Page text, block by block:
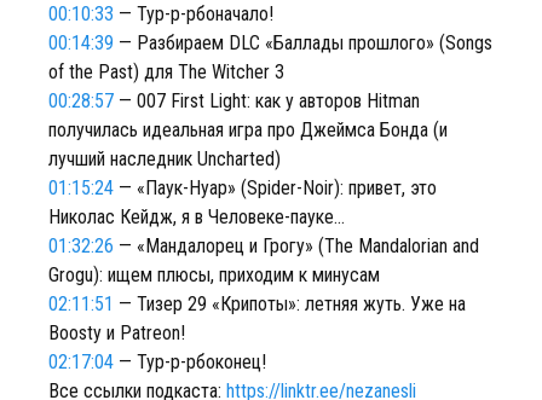
00:10:33 — Тур-р-рбоначало!
00:14:39 — Разбираем DLC «Баллады прошлого» (Songs
of the Past) для The Witcher 3
00:28:57 — 007 First Light: как у авторов Hitman
получилась идеальная игра про Джеймса Бонда (и
лучший наследник Uncharted)
01:15:24 — «Паук-Нуар» (Spider-Noir): привет, это
Николас Кейдж, я в Человеке-пауке…
01:32:26 — «Мандалорец и Грогу» (The Mandalorian and
Grogu): ищем плюсы, приходим к минусам
02:11:51 — Тизер 29 «Крипоты»: летняя жуть. Уже на
Boosty и Patreon!
02:17:04 — Тур-р-рбоконец!
Все ссылки подкаста: https://linktr.ee/nezanesli